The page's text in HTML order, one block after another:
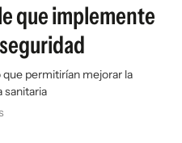
que implemente
permitirían mejorar la
sanitaria